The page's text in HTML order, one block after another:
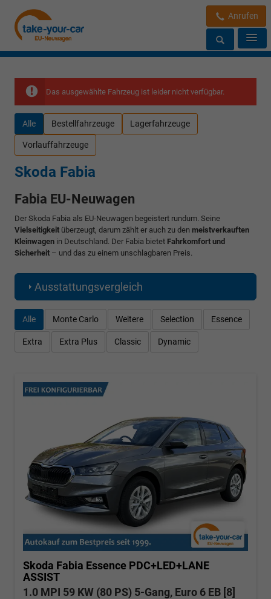
Anrufen
Das ausgewählte Fahrzeug ist leider nicht verfügbar.
Alle Bestellfahrzeuge Lagerfahrzeuge
Vorlauffahrzeuge
Skoda Fabia
Fabia EU-Neuwagen
Der Skoda Fabia als EU-Neuwagen begeistert rundum. Seine
Vielseitigkeit überzeugt, darum zählt er auch zu den meistverkauften
Kleinwagen in Deutschland. Der Fabia bietet Fahrkomfort und
Sicherheit – und das zu einem unschlagbaren Preis.
Ausstattungsvergleich
Alle Monte Carlo Weitere Selection Essence
Extra Extra Plus Classic Dynamic
Skoda Fabia Essence PDC+LED+LANE
ASSIST
1.0 MPI 59 KW (80 PS) 5-Gang, Euro 6 EB [8]